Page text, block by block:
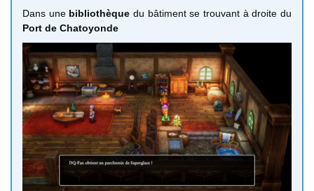
Dans une bibliothèque du bâtiment se trouvant à droite du
Port de Chatoyonde